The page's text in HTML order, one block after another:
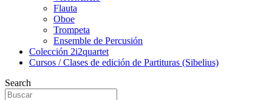
Flauta
Oboe
Trompeta
Ensemble de Percusión
Colección 2i2quartet
Cursos / Clases de edición de Partituras (Sibelius)
Search